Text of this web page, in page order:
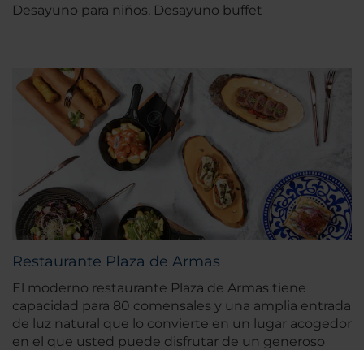
Desayuno para niños, Desayuno buffet
Restaurante Plaza de Armas
El moderno restaurante Plaza de Armas tiene
capacidad para 80 comensales y una amplia entrada
de luz natural que lo convierte en un lugar acogedor
en el que usted puede disfrutar de un generoso